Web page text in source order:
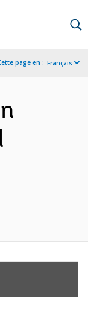
page en : Français